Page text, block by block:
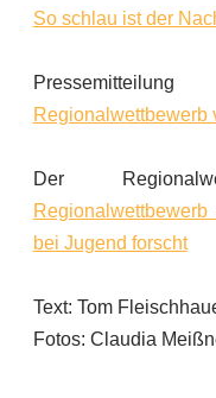
So schlau ist der
Regionalwettbewerb
Der
bei Jugend forscht
Text: Tom
Fotos: Claudia